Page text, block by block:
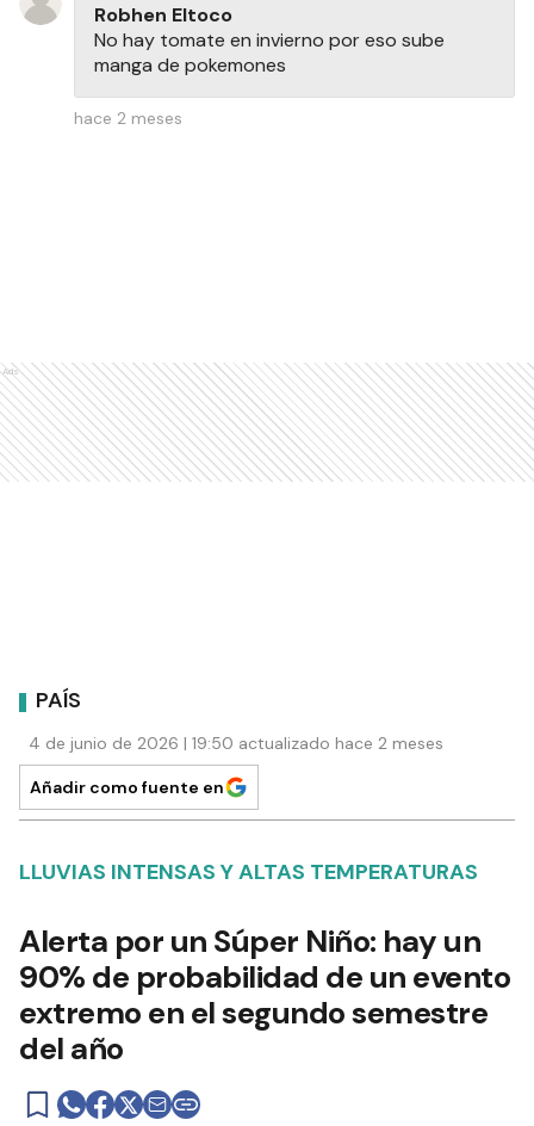
Robhen Eltoco
No hay tomate en invierno por eso sube
manga de pokemones
hace 2 meses
Ads
PAÍS
4 de junio de 2026 | 19:50 actualizado hace 2 meses
Añadir como fuente en
LLUVIAS INTENSAS Y ALTAS TEMPERATURAS
Alerta por un Súper Niño: hay un
90% de probabilidad de un evento
extremo en el segundo semestre
del año